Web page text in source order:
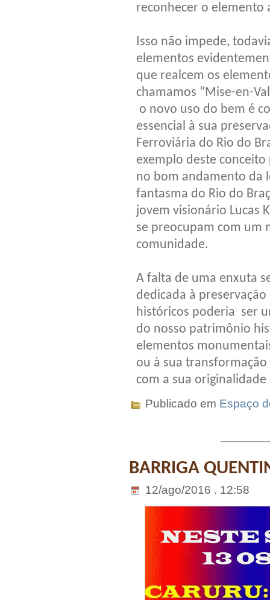
reconhecer o elemento
Isso não impede,
elementos
que realcem os
chamamos “Mise-en-
o novo uso do bem é
essencial à sua
Ferroviária do Rio do
exemplo deste
no bom andamento da
fantasma do Rio do
jovem visionário Lucas
se preocupam com um
comunidade.
A falta de uma enxuta
dedicada à
históricos poderia ser
do nosso patrimônio
elementos
ou à sua
com a sua
Publicado em Espaço
BARRIGA
12/ago/2016 . 12:58